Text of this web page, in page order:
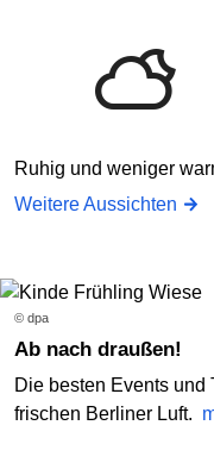
Ruhig und weniger
Weitere Aussichten
© dpa
Ab nach draußen!
Die besten Events und
frischen Berliner Luft.